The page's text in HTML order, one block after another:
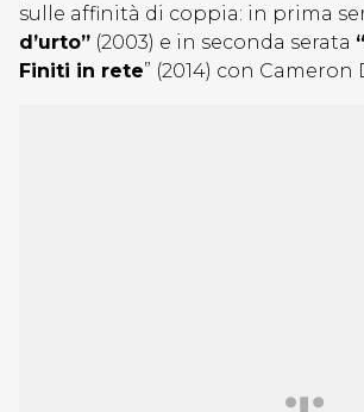
sulle affinità di coppia: in prima
d’urto” (2003) e in seconda serata
Finiti in rete” (2014) con Cameron